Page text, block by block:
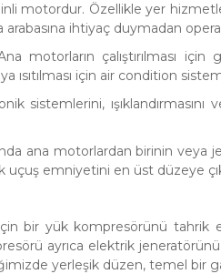
motordur. Özellikle yer
ihtiyaç duymadan
motorların çalıştırılması için
ısıtılması için air condition
sistemlerini,
ana motorlardan birinin
emniyetini en üst düzeye
bir yük kompresörünü tahrik
ayrıca elektrik
yerleşik düzen, temel